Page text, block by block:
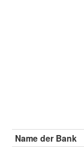
Name der Bank